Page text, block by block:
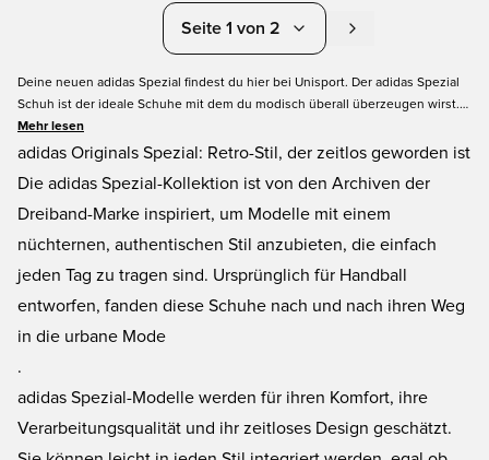
Seite 1 von 2
Deine neuen adidas Spezial findest du hier bei Unisport. Der adidas Spezial
Schuh ist der ideale Schuhe mit dem du modisch überall überzeugen wirst.
Ob als Sneaker für den Alltag oder ans Hallenschuh, der adidas Spezial ist
überall ein Blickfang. Der zeitlose Schuh von adidas mit seinen drei Streifen
Mehr lesen
adidas Originals Spezial: Retro-Stil, der zeitlos geworden ist
Die adidas Spezial-Kollektion ist von den Archiven der
Dreiband-Marke inspiriert, um Modelle mit einem
nüchternen, authentischen Stil anzubieten, die einfach
jeden Tag zu tragen sind. Ursprünglich für Handball
entworfen, fanden diese Schuhe nach und nach ihren Weg
in die urbane Mode
.
adidas Spezial-Modelle werden für ihren Komfort, ihre
Verarbeitungsqualität und ihr zeitloses Design geschätzt.